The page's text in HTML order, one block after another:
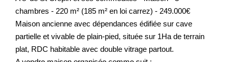
NOS CLIENTS
Nos Prestations
chambres - 220 m² (185 m² en loi carrez) - 249.000€
Maison ancienne avec dépendances édifiée sur cave
partielle et vivable de plain-pied, située sur 1Ha de terrain
plat, RDC habitable avec double vitrage partout.